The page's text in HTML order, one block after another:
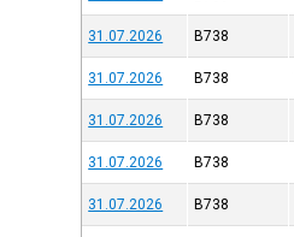
31.07.2026 B738
31.07.2026 B738
31.07.2026 B738
31.07.2026 B738
31.07.2026 B738